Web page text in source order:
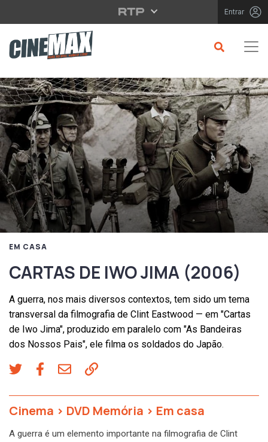
Saltar para o conteúdo principal Entrar
EM CASA
CARTAS DE IWO JIMA (2006)
A guerra, nos mais diversos contextos, tem sido um tema
transversal da filmografia de Clint Eastwood — em "Cartas
de Iwo Jima", produzido em paralelo com "As Bandeiras
dos Nossos Pais", ele filma os soldados do Japão.
Cinema > DVD Memória > Em casa
A guerra é um elemento importante na filmografia de Clint